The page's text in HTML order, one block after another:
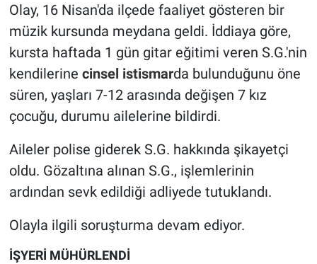
Olay, 16 Nisan'da ilçede faaliyet gösteren bir
müzik kursunda meydana geldi. İddiaya göre,
kursta haftada 1 gün gitar eğitimi veren S.G.'nin
kendilerine cinsel istismarda bulunduğunu öne
süren, yaşları 7-12 arasında değişen 7 kız
çocuğu, durumu ailelerine bildirdi.
Aileler polise giderek S.G. hakkında şikayetçi
oldu. Gözaltına alınan S.G., işlemlerinin
ardından sevk edildiği adliyede tutuklandı.
Olayla ilgili soruşturma devam ediyor.
İŞYERİ MÜHÜRLENDİ